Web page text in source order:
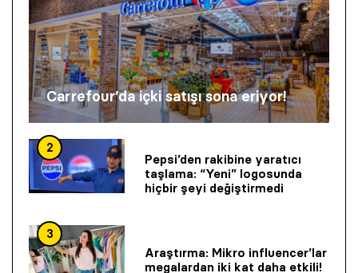
Carrefour’da içki satışı sona eriyor!
2
Pepsi’den rakibine yaratıcı
taşlama: “Yeni” logosunda
hiçbir şeyi değiştirmedi
3
Araştırma: Mikro influencer’lar
megalardan iki kat daha etkili!